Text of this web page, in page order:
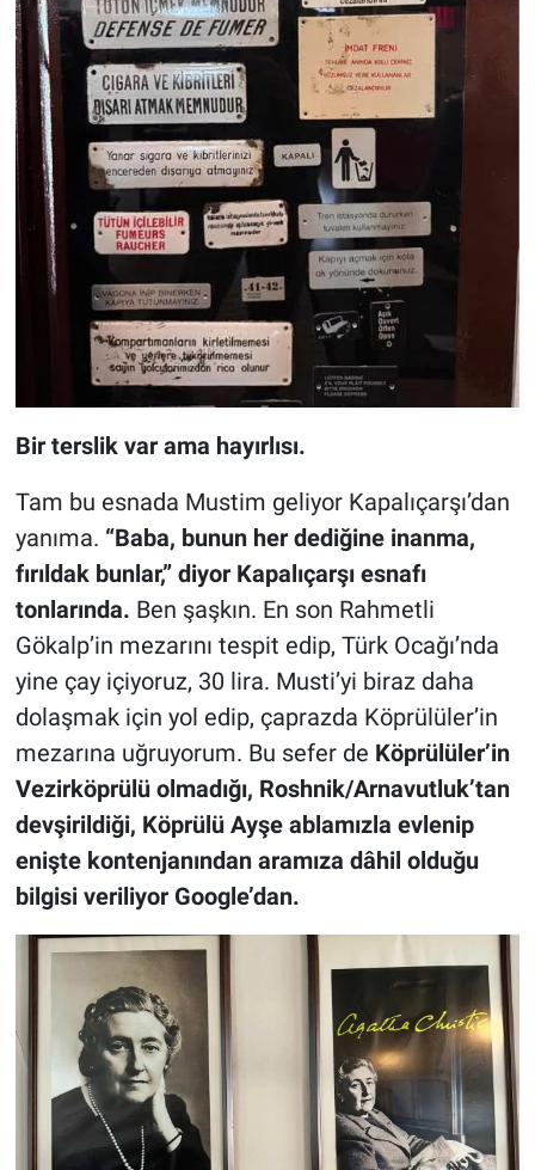
Bir terslik var ama hayırlısı.
Tam bu esnada Mustim geliyor Kapalıçarşı’dan
yanıma. “Baba, bunun her dediğine inanma,
fırıldak bunlar,” diyor Kapalıçarşı esnafı
tonlarında. Ben şaşkın. En son Rahmetli
Gökalp’in mezarını tespit edip, Türk Ocağı’nda
yine çay içiyoruz, 30 lira. Musti’yi biraz daha
dolaşmak için yol edip, çaprazda Köprülüler’in
mezarına uğruyorum. Bu sefer de Köprülüler’in
Vezirköprülü olmadığı, Roshnik/Arnavutluk’tan
devşirildiği, Köprülü Ayşe ablamızla evlenip
enişte kontenjanından aramıza dâhil olduğu
bilgisi veriliyor Google’dan.